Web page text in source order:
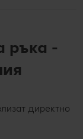
ръка -
директно